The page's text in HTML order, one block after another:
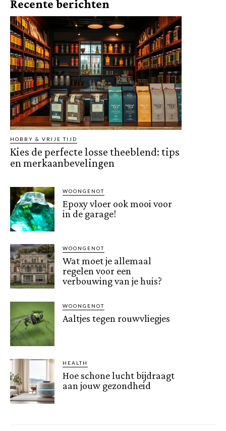
Recente berichten
HOBBY & VRIJE TIJD
Kies de perfecte losse theeblend: tips
en merkaanbevelingen
WOONGENOT
Epoxy vloer ook mooi voor
in de garage!
WOONGENOT
Wat moet je allemaal
regelen voor een
verbouwing van je huis?
WOONGENOT
Aaltjes tegen rouwvliegjes
HEALTH
Hoe schone lucht bijdraagt
aan jouw gezondheid